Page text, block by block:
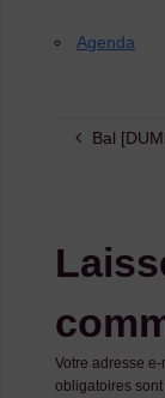
Agenda
Bal
Votre adresse
obligatoires